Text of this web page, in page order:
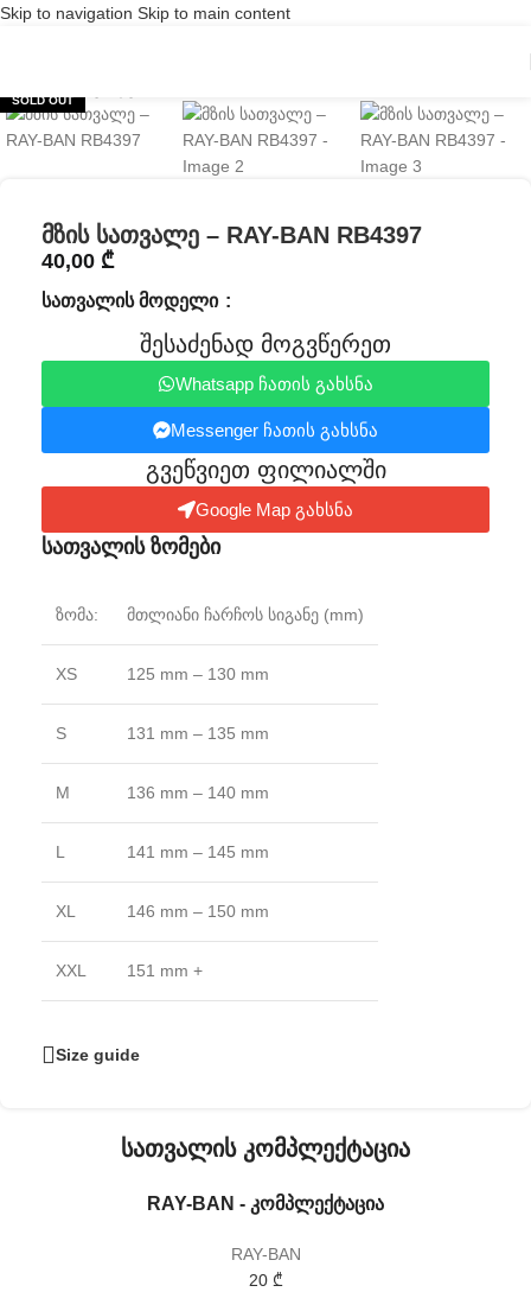
Skip to navigation Skip to main content
SOLD OUT
მზის სათვალე – RAY-BAN RB4397
40,00 ₾
ᲡᲐᲗᲕᲐᲚᲘᲡ ᲛᲝᲓᲔᲚᲘ
შესაძენად მოგვწერეთ
Whatsapp ჩათის გახსნა
Messenger ჩათის გახსნა
გვეწვიეთ ფილიალში​
Google Map გახსნა
სათვალის ზომები
ზომა: მთლიანი ჩარჩოს სიგანე (mm)
XS 125 mm – 130 mm
S 131 mm – 135 mm
M 136 mm – 140 mm
L 141 mm – 145 mm
XL 146 mm – 150 mm
XXL 151 mm +
Size guide
სათვალის კომპლექტაცია
RAY-BAN - კომპლექტაცია
RAY-BAN
20 ₾